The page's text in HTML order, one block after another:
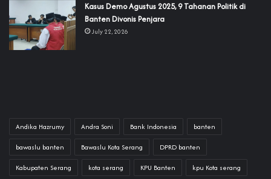
‎Kasus Demo Agustus 2025, 9 Tahanan Politik di
Banten Divonis Penjara
July 22, 2026
Andika Hazrumy Andra Soni Bank Indonesia banten
bawaslu banten Bawaslu Kota Serang DPRD banten
Kabupaten Serang kota serang KPU Banten kpu Kota serang